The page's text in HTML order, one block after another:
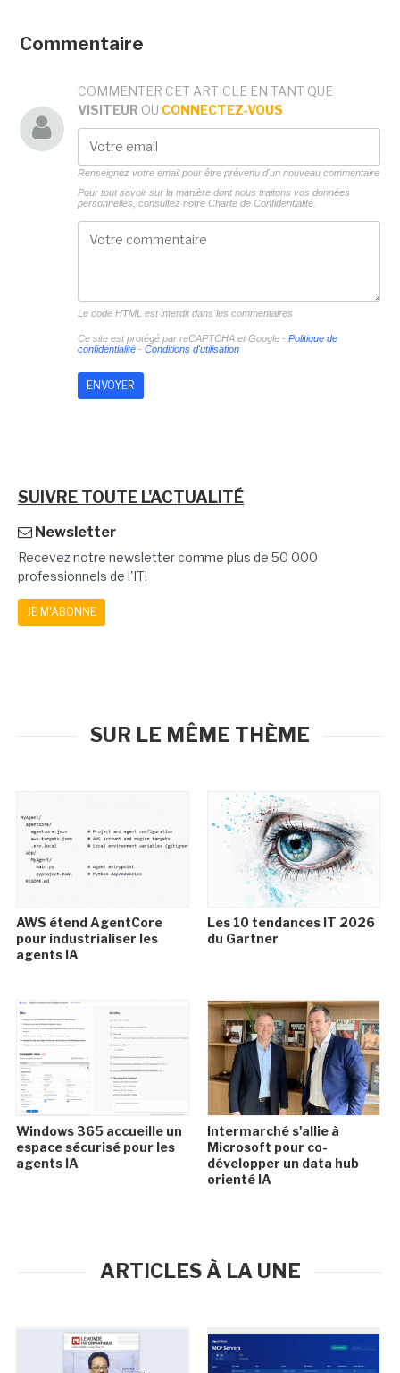
Commentaire
COMMENTER CET ARTICLE EN TANT QUE
VISITEUR OU CONNECTEZ-VOUS
Renseignez votre email pour être prévenu d'un nouveau commentaire
Pour tout savoir sur la manière dont nous traitons vos données
personnelles, consultez notre Charte de Confidentialité.
Le code HTML est interdit dans les commentaires
Ce site est protégé par reCAPTCHA et Google - Politique de
confidentialité- Conditions d'utilisation
SUIVRE TOUTE L'ACTUALITÉ
Newsletter
Recevez notre newsletter comme plus de 50 000
professionnels de l'IT!
JE M'ABONNE
SUR LE MÊME THÈME
AWS étend AgentCore
pour industrialiser les
agents IA
Les 10 tendances IT 2026
du Gartner
Windows 365 accueille un
espace sécurisé pour les
agents IA
Intermarché s'allie à
Microsoft pour co-
développer un data hub
orienté IA
ARTICLES À LA UNE